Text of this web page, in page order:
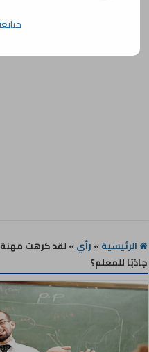
الرئيسية» رأي» لقد كرهت
جاذبًا للمعلم؟